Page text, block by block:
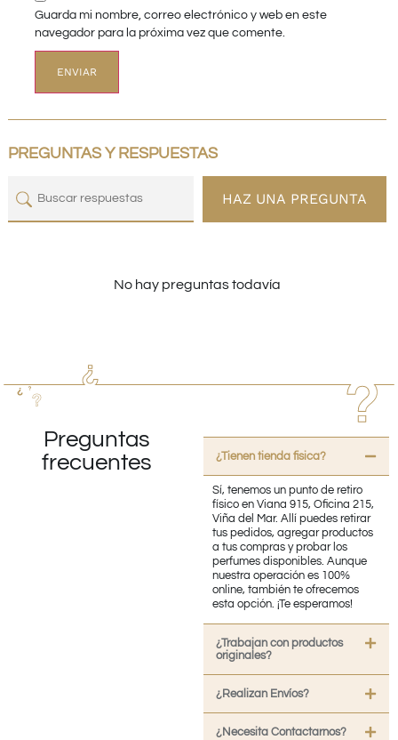
Guarda mi nombre, correo electrónico y web en este
navegador para la próxima vez que comente.
PREGUNTAS Y RESPUESTAS
HAZ UNA PREGUNTA
No hay preguntas todavía
Preguntas
frecuentes
¿Tienen tienda fisica?
Sí, tenemos un punto de retiro
físico en Viana 915, Oficina 215,
Viña del Mar. Allí puedes retirar
tus pedidos, agregar productos
a tus compras y probar los
perfumes disponibles. Aunque
nuestra operación es 100%
online, también te ofrecemos
esta opción. ¡Te esperamos!
¿Trabajan con productos
originales?
¿Realizan Envíos?
¿Necesita Contactarnos?